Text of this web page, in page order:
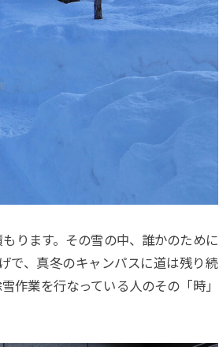
ります。その雪の中、誰かのために
で、真冬のキャンパスに道は残り続
作業を行なっている人のその「時」